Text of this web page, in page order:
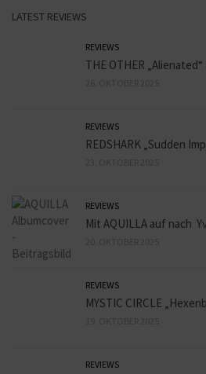
LATEST REVIEWS
REVIEWS
THE OTHER
REVIEWS
REDSHARK „Sudden
REVIEWS
Mit AQUILLA auf nach
REVIEWS
MYSTIC CIRCLE
REVIEWS